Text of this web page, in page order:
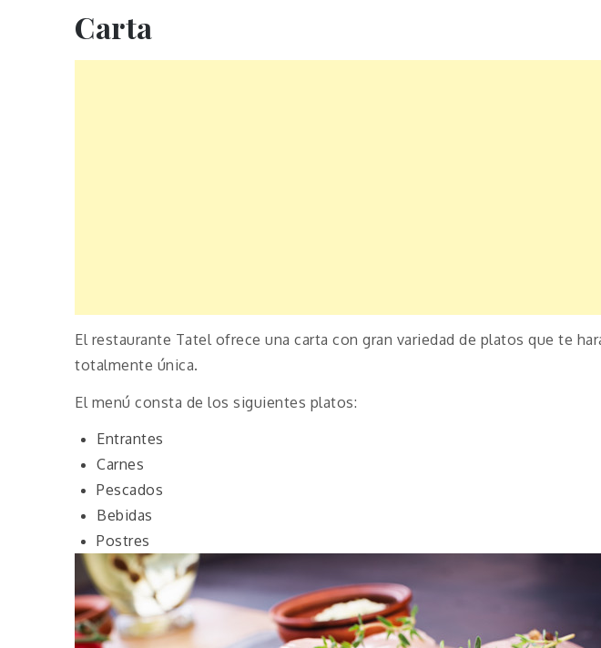
Carta
El restaurante Tatel ofrece una carta con gran variedad de platos que te
totalmente única.
El menú consta de los siguientes platos:
Entrantes
Carnes
Pescados
Bebidas
Postres